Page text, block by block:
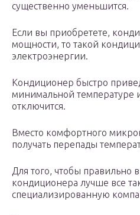
существенно уменьшится.
Если вы приобретете,
мощности, то такой
электроэнергии.
Кондиционер быстро
минимальной температуре
отключится.
Вместо комфортного
получать перепады
Для того, чтобы правильно
кондиционера лучше все
специализированную